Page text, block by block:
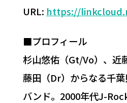
URL: https://
■プロフィール
杉山悠佑（Gt/Vo）、近
藤田（Dr）からなる千
バンド。2000年代J-